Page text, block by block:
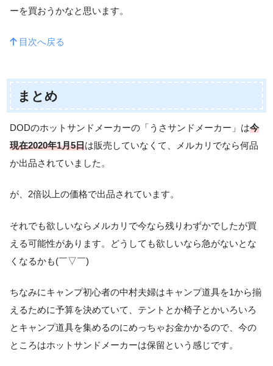
ーを買おうかなと思います。
目次へ戻る
まとめ
DODのホットサンドメーカーの「うさサンドメーカー」は今
現在2020年1月5日は販売していなくて、メルカリでなら何品
か出品されていました。
が、2倍以上の価格で出品されています。
それでも欲しいならメルカリで今なら残りわずかでしたが買
える可能性があります。どうしても欲しいなら急がないとな
くなるかも(￣▽￣)
ちなみにキャンプ初心者の中村夫婦はキャンプ道具を1から揃
えるために予算を決めていて、テントとか椅子とかいろいろ
とキャンプ道具を集めるのにめっちゃお金かかるので、今の
ところはホットサンドメーカーは保留という感じです。